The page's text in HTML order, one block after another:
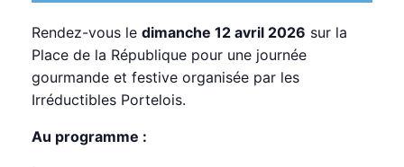
Rendez-vous le dimanche 12 avril 2026 sur la
Place de la République pour une journée
gourmande et festive organisée par les
Irréductibles Portelois.
Au programme :